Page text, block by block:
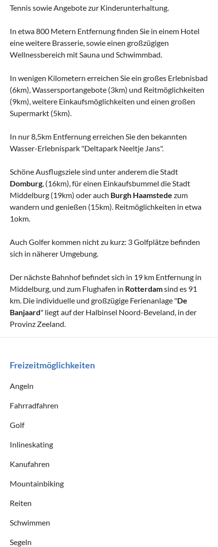
Tennis sowie Angebote zur Kinderunterhaltung.
In etwa 800 Metern Entfernung finden Sie in einem Hotel
eine weitere Brasserie, sowie einen großzügigen
Wellnessbereich mit Sauna und Schwimmbad.
In wenigen Kilometern erreichen Sie ein großes Erlebnisbad
(6km), Wassersportangebote (3km) und Reitmöglichkeiten
(9km), weitere Einkaufsmöglichkeiten und einen großen
Supermarkt (5km).
In nur 8,5km Entfernung erreichen Sie den bekannten
Wasser-Erlebnispark "Deltapark Neeltje Jans".
Schöne Ausflugsziele sind unter anderem die Stadt
Domburg , (16km), für einen Einkaufsbummel die Stadt
Middelburg (19km) oder auch Burgh Haamstede zum
wandern und genießen (15km). Reitmöglichkeiten in etwa
1okm.
Auch Golfer kommen nicht zu kurz: 3 Golfplätze befinden
sich in näherer Umgebung.
Der nächste Bahnhof befindet sich in 19 km Entfernung in
Middelburg, und zum Flughafen in Rotterdamsind es 91
km. Die individuelle und großzügige Ferienanlage "De
Banjaard" liegt auf der Halbinsel Noord-Beveland, in der
Provinz Zeeland.
Freizeitmöglichkeiten
Angeln
Fahrradfahren
Golf
Inlineskating
Kanufahren
Mountainbiking
Reiten
Schwimmen
Segeln